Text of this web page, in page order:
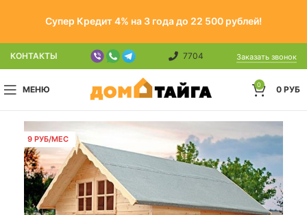
Супер Кредит 4% на 3 года до 22 500 рублей!
КОНТАКТЫ 7704 Заказать звонок
МЕНЮ 0 0 РУБ
9 РУБ/МЕС